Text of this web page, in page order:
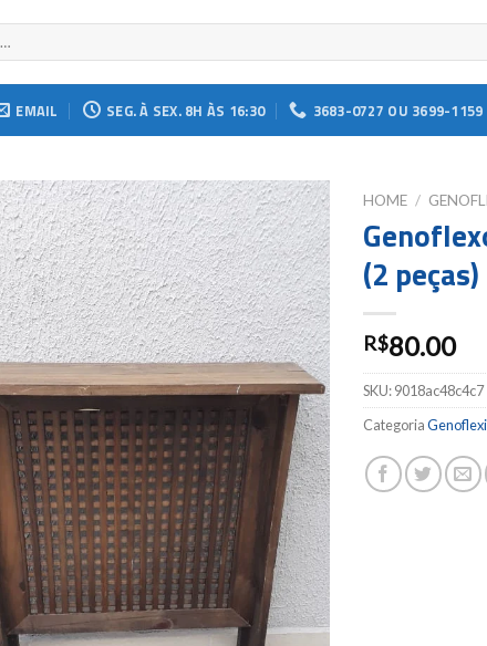
EMAIL SEG. À SEX. 8H ÀS 16:30 3683-0727 OU 3699-
Add to
wishlist
HOME /
(2 peças)
R$80.00
SKU:9018ac48c4c7
Categoria